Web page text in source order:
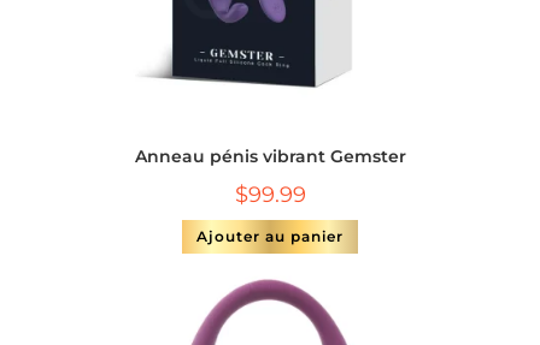
Anneau pénis vibrant Gemster
$99.99
Ajouter au panier